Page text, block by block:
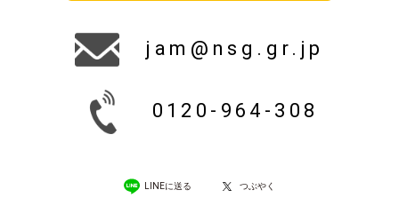
jam@nsg.gr.jp
0120-964-308
LINEに送る つぶやく